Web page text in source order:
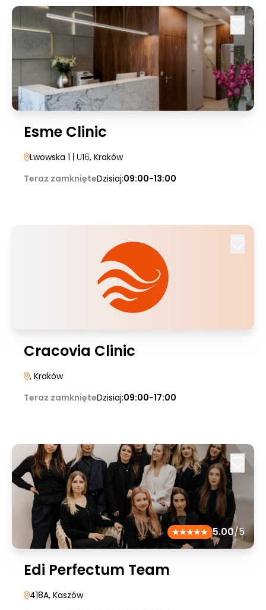
Esme Clinic
Lwowska 1 | U16, Kraków
Teraz zamknięteDzisiaj:09:00-13:00
Cracovia Clinic
, Kraków
Teraz zamknięteDzisiaj:09:00-17:00
5.00/5
Edi Perfectum Team
418A, Kaszów